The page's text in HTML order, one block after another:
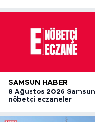
SAMSUN HABER
8 Ağustos 2026 Samsun
nöbetçi eczaneler